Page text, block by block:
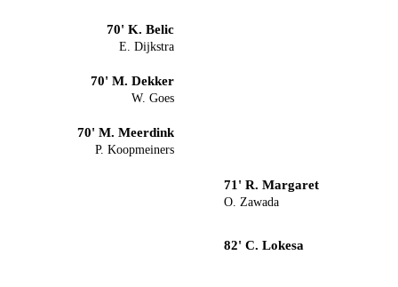
70' K. Belic
E. Dijkstra
70' M. Dekker
W. Goes
70' M. Meerdink
P. Koopmeiners
71' R. Margaret
O. Zawada
82' C. Lokesa